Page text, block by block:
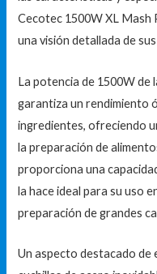
Cecotec 1500W XL
una visión detallada de
La potencia de 1500W
garantiza un rendimiento
ingredientes, ofreciendo
la preparación de
proporciona una
la hace ideal para su uso
preparación de grandes
Un aspecto destacado